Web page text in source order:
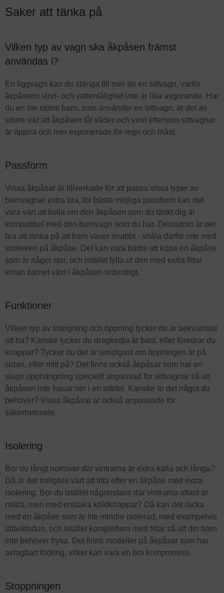
Saker att tänka på
Vilken typ av vagn ska åkpåsen främst
användas i?
En liggvagn kan du stänga till mer än en sittvagn, varför
åkpåsens vind- och vattentålighet inte är lika avgörande. Har
du en lite större barn, som använder en sittvagn, är det av
större vikt att åkpåsen tål väder och vind eftersom sittvagnar
är öppna och mer exponerade för regn och blåst.
Passform
Vissa åkpåsar är tillverkade för att passa vissa typer av
barnvagnar extra bra, för bästa möjliga passform kan det
vara värt att kolla om den åkpåsen som du tänkt dig är
kompatibel med den barnvagn som du har. Dessutom är det
bra att tänka på att barn växer snabbt - snåla därför inte med
storleken på åkpåse. Det kan vara bättre att köpa en åkpåse
som är något stor, och istället fylla ut den med extra filtar
innan barnet växt i åkpåsen ordentligt.
Funktioner
Vilken typ av stängning och öppning tycker du är bekvämast
att ha? Kanske tycker du dragkedja är bäst, eller föredrar du
knappar? Tycker du det är smidigast om öppningen är på
sidan, eller mitt på? Det finns också åkpåsar som har en
slags upphängning speciellt anpassad för sittvagnar så att
åkpåsen inte hasar ner i en sittdel. Kanske är det något du
behöver? Vissa åkpåsar är också anpassade för
säkerhetssele.
Isolering
Bor du långt norröver där vintrarna är extra kalla och långa?
Då är det troligtvis värt att titta efter en åkpåse med extra
isolering. Bor du istället någonstans där vintrarna oftast är
milda, men med enstaka köldknäppar? Då kan det räcka
med en åkpåse som är lite mindre isolerad, med exempelvis
lättviktsdun, och istället komplettera med filtar så att din barn
inte behöver frysa. Det finns modeller på åkpåsar som har
avtagbart fodring, vilket kan vara en bra kompromiss.
Stoppningen